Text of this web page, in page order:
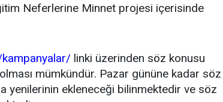
Neferlerine Minnet projesi içerisinde
linki üzerinden söz konusu
mümkündür. Pazar gününe kadar söz
yenilerinin ekleneceği bilinmektedir ve söz